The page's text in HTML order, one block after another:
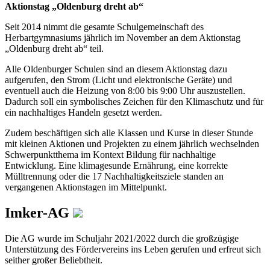
Aktionstag „Oldenburg dreht ab“
Seit 2014 nimmt die gesamte Schulgemeinschaft des
Herbartgymnasiums jährlich im November an dem Aktionstag
„Oldenburg dreht ab“ teil.
Alle Oldenburger Schulen sind an diesem Aktionstag dazu
aufgerufen, den Strom (Licht und elektronische Geräte) und
eventuell auch die Heizung von 8:00 bis 9:00 Uhr auszustellen.
Dadurch soll ein symbolisches Zeichen für den Klimaschutz und für
ein nachhaltiges Handeln gesetzt werden.
Zudem beschäftigen sich alle Klassen und Kurse in dieser Stunde
mit kleinen Aktionen und Projekten zu einem jährlich wechselnden
Schwerpunktthema im Kontext Bildung für nachhaltige
Entwicklung. Eine klimagesunde Ernährung, eine korrekte
Mülltrennung oder die 17 Nachhaltigkeitsziele standen an
vergangenen Aktionstagen im Mittelpunkt.
Imker-AG
Die AG wurde im Schuljahr 2021/2022 durch die großzügige
Unterstützung des Fördervereins ins Leben gerufen und erfreut sich
seither großer Beliebtheit.